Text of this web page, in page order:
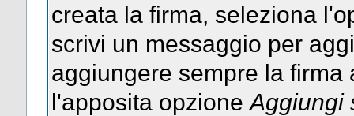
creata la firma, seleziona
scrivi un messaggio per
aggiungere sempre la
l'apposita opzioneAggiungi